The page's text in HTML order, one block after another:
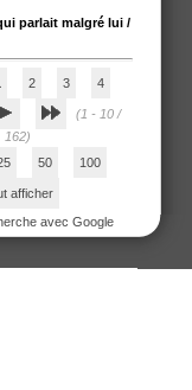
parlait malgré lui /
2 3 4
(1 - 10 /
162)
50 100
afficher
avec Google